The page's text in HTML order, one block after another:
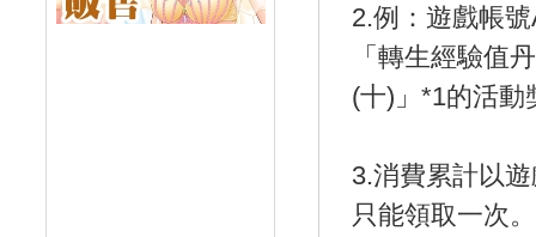
2.例：遊戲帳
「轉生經驗值
(十)」*1的活動
3.消費累計以
只能領取一次。